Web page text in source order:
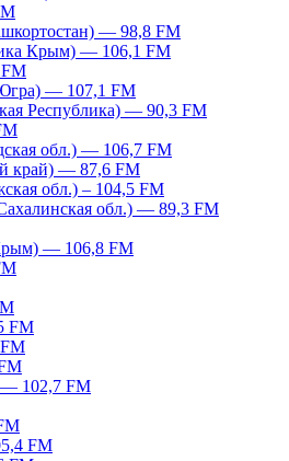
— 98,8 FM
Крым) — 106,1 FM
— 107,1 FM
Республика) — 90,3 FM
обл.) — 106,7 FM
край) — 87,6 FM
обл.) – 104,5 FM
обл.) — 89,3 FM
— 106,8 FM
FM
102,7 FM
FM